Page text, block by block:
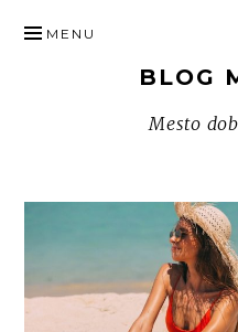
TO
BLOG
Mesto
MENU